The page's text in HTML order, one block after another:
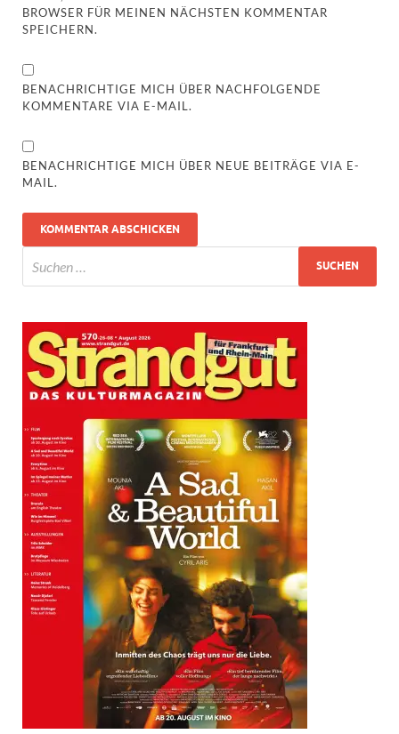
BROWSER FÜR MEINEN NÄCHSTEN KOMMENTAR
SPEICHERN.
BENACHRICHTIGE MICH ÜBER NACHFOLGENDE
KOMMENTARE VIA E-MAIL.
BENACHRICHTIGE MICH ÜBER NEUE BEITRÄGE VIA E-
MAIL.